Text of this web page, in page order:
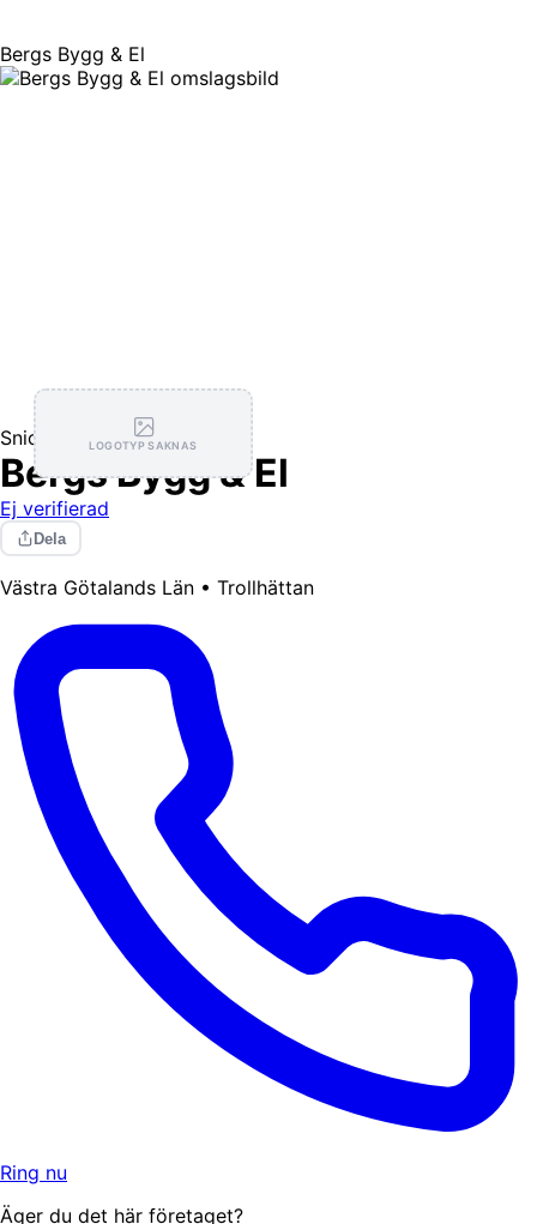
Bergs Bygg & El
LOGOTYP SAKNAS
Snickare Elektriker
Bergs Bygg & El
Ej verifierad
Dela
Västra Götalands Län • Trollhättan
Ring nu
Äger du det här företaget?